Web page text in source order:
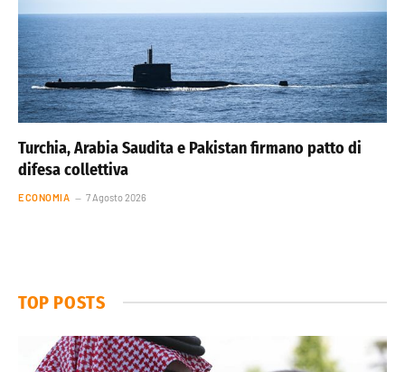
Turchia, Arabia Saudita e Pakistan firmano patto di
difesa collettiva
ECONOMIA 7 Agosto 2026
TOP POSTS